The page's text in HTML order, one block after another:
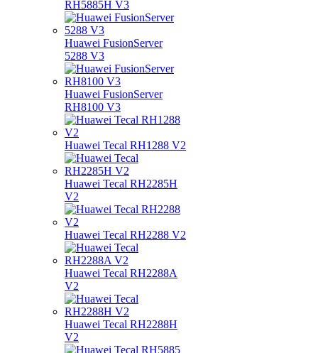
RH5885H V3
Huawei FusionServer
5288 V3
Huawei FusionServer
RH8100 V3
Huawei Tecal RH1288 V2
Huawei Tecal RH2285H
V2
Huawei Tecal RH2288 V2
Huawei Tecal RH2288A
V2
Huawei Tecal RH2288H
V2